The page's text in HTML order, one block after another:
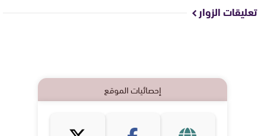
تعليقات الزوار
إحصائيات الموقع